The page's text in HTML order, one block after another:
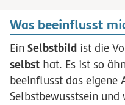
Was beeinflusst
Ein Selbstbild ist die
selbst hat. Es ist so
beeinflusst das eigene
Selbstbewusstsein